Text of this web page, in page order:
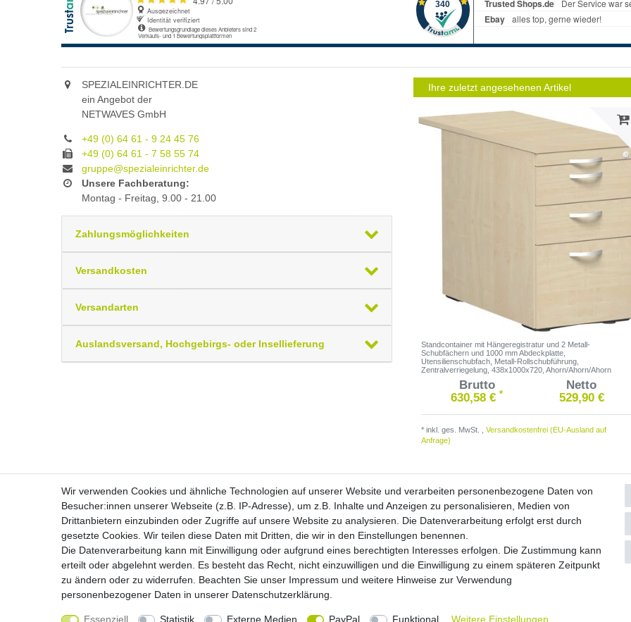
SPEZIALEINRICHTER.DE
ein Angebot der
NETWAVES GmbH
+49 (0) 64 61 - 9 24 45 76
+49 (0) 64 61 - 7 58 55 74
gruppe@spezialeinrichter.de
Unsere Fachberatung:
Montag - Freitag, 9.00 - 21.00
Zahlungsmöglichkeiten
Versandkosten
Versandarten
Auslandsversand, Hochgebirgs- oder Insellieferung
Ihre zuletzt angesehenen Artikel
Standcontainer mit Hängeregistratur und 2 Metall-
Schubfächern und 1000 mm Abdeckplatte,
Utensilienschubfach, Metall-Rollschubführung,
Zentralverriegelung, 438x1000x720, Ahorn/Ahorn/Ahorn
Brutto
Netto
630,58 €* 529,90 €
*inkl. ges. MwSt. ,Versandkostenfrei (EU-Ausland auf
Anfrage)
Widerrufs­recht Widerrufs­formular Impressum Daten­schutz­erklärung
© Copyright 2026 by NETWAVES GmbH | Alle Rechte vorbehalten.
Wir verwenden Cookies und ähnliche Technologien auf unserer Website und verarbeiten personenbezogene Daten von
Besucher:innen unserer Webseite (z.B. IP-Adresse), um z.B. Inhalte und Anzeigen zu personalisieren, Medien von
Drittanbietern einzubinden oder Zugriffe auf unsere Website zu analysieren. Die Datenverarbeitung erfolgt erst durch
gesetzte Cookies. Wir teilen diese Daten mit Dritten, die wir in den Einstellungen benennen.
Die Datenverarbeitung kann mit Einwilligung oder aufgrund eines berechtigten Interesses erfolgen. Die Zustimmung kann
erteilt oder abgelehnt werden. Es besteht das Recht, nicht einzuwilligen und die Einwilligung zu einem späteren Zeitpunkt
zu ändern oder zu widerrufen. Beachten Sie unser Impressum und weitere Hinweise zur Verwendung
personenbezogener Daten in unserer Daten­schutz­erklärung
Essenziell Statistik Externe Medien PayPal Funktional Weitere Einstellungen